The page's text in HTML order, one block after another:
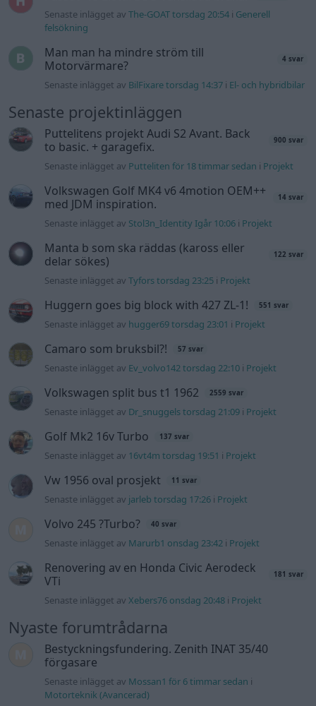
Senaste inlägget avThe-GOAT torsdag 20:54 i Generell
felsökning
Man man ha mindre ström till
Motorvärmare?
4 svar
Senaste inlägget av BilFixare torsdag 14:37 i El- och hybridbilar
Senaste projektinläggen
Puttelitens projekt Audi S2 Avant. Back
to basic. + garagefix.
900 svar
Senaste inlägget av Putteliten för 18 timmar sedan i Projekt
Volkswagen Golf MK4 v6 4motion OEM++
med JDM inspiration.
14 svar
Senaste inlägget av Stol3n_Identity Igår 10:06 i Projekt
Manta b som ska räddas (kaross eller
delar sökes)
122 svar
Senaste inlägget avTyfors torsdag 23:25 i Projekt
Huggern goes big block with 427 ZL-1! 551 svar
Senaste inlägget av hugger69 torsdag 23:01 i Projekt
Camaro som bruksbil?! 57 svar
Senaste inlägget av Ev_volvo142 torsdag 22:10 i Projekt
Volkswagen split bus t1 1962 2559 svar
Senaste inlägget av Dr_snuggels torsdag 21:09 i Projekt
Golf Mk2 16v Turbo 137 svar
Senaste inlägget av 16vt4m torsdag 19:51 i Projekt
Vw 1956 oval prosjekt 11 svar
Senaste inlägget av jarleb torsdag 17:26 i Projekt
Volvo 245 ?Turbo? 40 svar
Senaste inlägget av Marurb1 onsdag 23:42 i Projekt
Renovering av en Honda Civic Aerodeck
VTi
181 svar
Senaste inlägget avXebers76 onsdag 20:48 i Projekt
Nyaste forumtrådarna
Bestyckningsfundering. Zenith INAT 35/40
förgasare
Senaste inlägget av Mossan1 för 6 timmar sedan i
Motorteknik (Avancerad)